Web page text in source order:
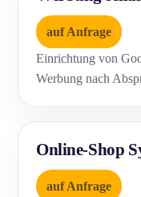
auf Anfrage
Einrichtung von
Werbung nach
Online-Shop
auf Anfrage